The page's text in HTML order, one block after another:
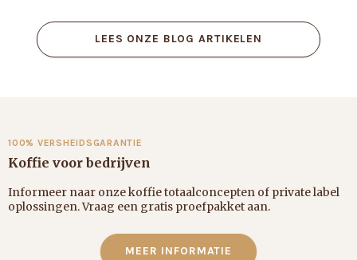
LEES ONZE BLOG ARTIKELEN
100% VERSHEIDSGARANTIE
Koffie voor bedrijven
Informeer naar onze koffie totaalconcepten of private label
oplossingen. Vraag een gratis proefpakket aan.
MEER INFORMATIE